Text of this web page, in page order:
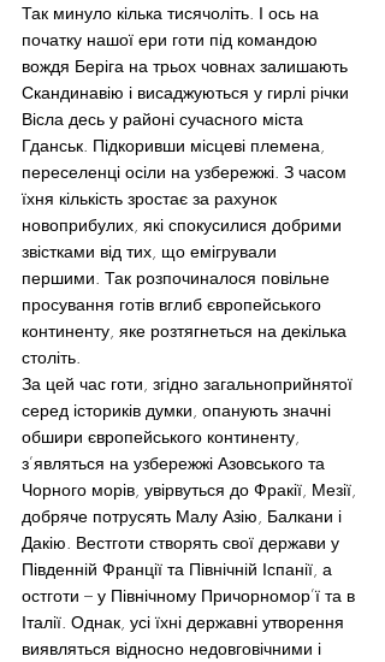
Так минуло кілька тисячоліть. І ось на
початку нашої ери готи під командою
вождя Беріга на трьох човнах залишають
Скандинавію і висаджуються у гирлі річки
Вісла десь у районі сучасного міста
Гданськ. Підкоривши місцеві племена,
переселенці осіли на узбережжі. З часом
їхня кількість зростає за рахунок
новоприбулих, які спокусилися добрими
звістками від тих, що емігрували
першими. Так розпочиналося повільне
просування готів вглиб європейського
континенту, яке розтягнеться на декілька
століть.
За цей час готи, згідно загальноприйнятої
серед істориків думки, опанують значні
обшири європейського континенту,
з’являться на узбережжі Азовського та
Чорного морів, увірвуться до Фракії, Мезії,
добряче потрусять Малу Азію, Балкани і
Дакію. Вестготи створять свої держави у
Південній Франції та Північній Іспанії, а
остготи – у Північному Причорномор’ї та в
Італії. Однак, усі їхні державні утворення
виявляться відносно недовговічними і